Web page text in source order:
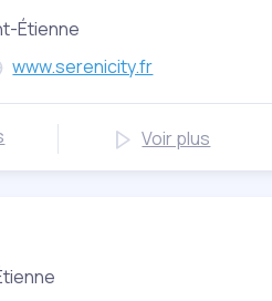
Étienne
www.serenicity.fr
Voir plus